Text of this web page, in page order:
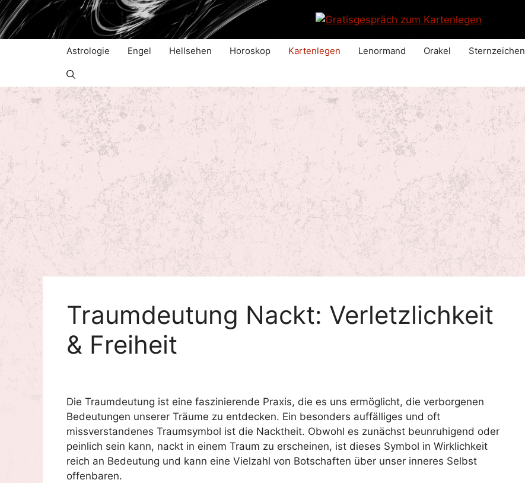
Zum
Inhalt
springen
Astrologie Engel Hellsehen Horoskop Kartenlegen Lenormand Orakel Sternzeichen
Traumdeutung Nackt: Verletzlichkeit
& Freiheit
Die Traumdeutung ist eine faszinierende Praxis, die es uns ermöglicht, die verborgenen
Bedeutungen unserer Träume zu entdecken. Ein besonders auffälliges und oft
missverstandenes Traumsymbol ist die Nacktheit. Obwohl es zunächst beunruhigend oder
peinlich sein kann, nackt in einem Traum zu erscheinen, ist dieses Symbol in Wirklichkeit
reich an Bedeutung und kann eine Vielzahl von Botschaften über unser inneres Selbst
offenbaren.